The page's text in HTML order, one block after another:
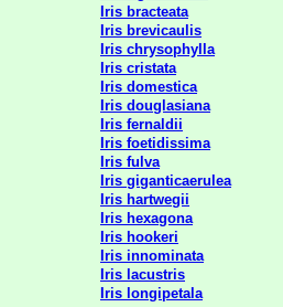
Iris bracteata
Iris brevicaulis
Iris chrysophylla
Iris cristata
Iris domestica
Iris douglasiana
Iris fernaldii
Iris foetidissima
Iris fulva
Iris giganticaerulea
Iris hartwegii
Iris hexagona
Iris hookeri
Iris innominata
Iris lacustris
Iris longipetala